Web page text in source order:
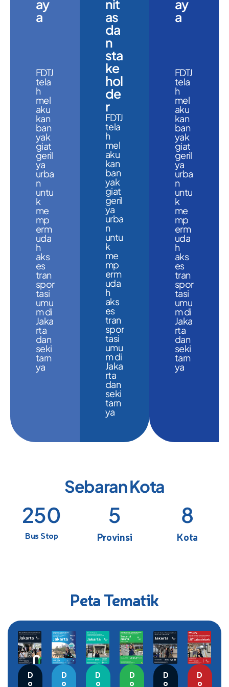
ay
a
FDTJ
tela
h
mel
aku
kan
ban
yak
giat
geril
ya
urba
n
untu
k
me
mp
erm
uda
h
aks
es
tran
spor
tasi
umu
m di
Jaka
rta
dan
seki
tarn
ya
nit
as
da
n
sta
ke
hol
de
r
FDTJ
tela
h
mel
aku
kan
ban
yak
giat
geril
ya
urba
n
untu
k
me
mp
erm
uda
h
aks
es
tran
spor
tasi
umu
m di
Jaka
rta
dan
seki
tarn
ya
ay
a
FDTJ
tela
h
mel
aku
kan
ban
yak
giat
geril
ya
urba
n
untu
k
me
mp
erm
uda
h
aks
es
tran
spor
tasi
umu
m di
Jaka
rta
dan
seki
tarn
ya
Sebaran Kota
Bus Stop
250
Provinsi
5
Kota
8
Peta Tematik
D
o
D
o
D
o
D
o
D
o
D
o